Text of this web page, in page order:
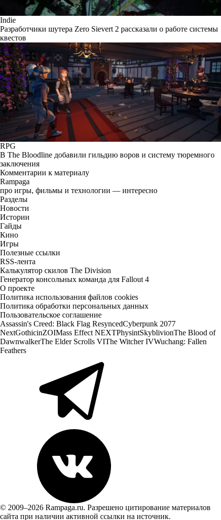
Indie
Разработчики шутера Zero Sievert 2 рассказали о работе системы
квестов
RPG
В The Bloodline добавили гильдию воров и систему тюремного
заключения
Комментарии к материалу
Rampaga
про игры, фильмы и технологии — интересно
Разделы
Новости
Истории
Гайды
Кино
Игры
Полезные ссылки
RSS-лента
Калькулятор скилов The Division
Генератор консольных команда для Fallout 4
О проекте
Политика использования файлов cookies
Политика обработки персональных данных
Пользовательское соглашение
Assassin's Creed: Black Flag ResyncedCyberpunk 2077
NextGothicinZOIMass Effect NEXTPhysintSkyblivionThe Blood of
DawnwalkerThe Elder Scrolls VIThe Witcher IVWuchang: Fallen
Feathers
© 2009–2026 Rampaga.ru. Разрешено цитирование материалов
сайта при наличии активной ссылки на источник.